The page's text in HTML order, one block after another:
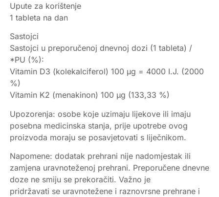
Upute za korištenje
1 tableta na dan
Sastojci
Sastojci u preporučenoj dnevnoj dozi (1 tableta) /
*PU (%):
Vitamin D3 (kolekalciferol) 100 μg = 4000 I.J. (2000
%)
Vitamin K2 (menakinon) 100 μg (133,33 %)
Upozorenja: osobe koje uzimaju lijekove ili imaju
posebna medicinska stanja, prije upotrebe ovog
proizvoda moraju se posavjetovati s liječnikom.
Napomene: dodatak prehrani nije nadomjestak ili
zamjena uravnoteženoj prehrani. Preporučene dnevne
doze ne smiju se prekoračiti. Važno je
pridržavati se uravnotežene i raznovrsne prehrane i